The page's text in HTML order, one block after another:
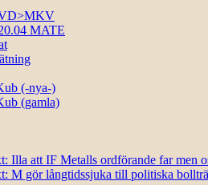
MATE
(-nya-)
(gamla)
Illa att IF Metalls ordförande far men
M gör långtidssjuka till politiska